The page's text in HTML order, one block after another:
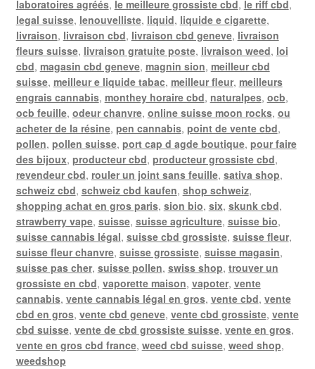
laboratoires agréés, le meilleure grossiste cbd, le riff cbd,
legal suisse, lenouvelliste, liquid, liquide e cigarette,
livraison, livraison cbd, livraison cbd geneve, livraison
fleurs suisse, livraison gratuite poste, livraison weed, loi
cbd, magasin cbd geneve, magnin sion, meilleur cbd
suisse, meilleur e liquide tabac, meilleur fleur, meilleurs
engrais cannabis, monthey horaire cbd, naturalpes, ocb,
ocb feuille, odeur chanvre, online suisse moon rocks, ou
acheter de la résine, pen cannabis, point de vente cbd,
pollen, pollen suisse, port cap d agde boutique, pour faire
des bijoux, producteur cbd, producteur grossiste cbd,
revendeur cbd, rouler un joint sans feuille, sativa shop,
schweiz cbd, schweiz cbd kaufen, shop schweiz,
shopping achat en gros paris, sion bio, six, skunk cbd,
strawberry vape, suisse, suisse agriculture, suisse bio,
suisse cannabis légal, suisse cbd grossiste, suisse fleur,
suisse fleur chanvre, suisse grossiste, suisse magasin,
suisse pas cher, suisse pollen, swiss shop, trouver un
grossiste en cbd, vaporette maison, vapoter, vente
cannabis, vente cannabis légal en gros, vente cbd, vente
cbd en gros, vente cbd geneve, vente cbd grossiste, vente
cbd suisse, vente de cbd grossiste suisse, vente en gros,
vente en gros cbd france, weed cbd suisse, weed shop,
weedshop